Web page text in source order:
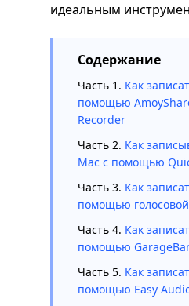
идеальным
Содержание
Часть 1. Как
помощью
Recorder
Часть 2. Как
Mac с помощью
Часть 3. Как
помощью
Часть 4. Как
помощью
Часть 5. Как
помощью Easy